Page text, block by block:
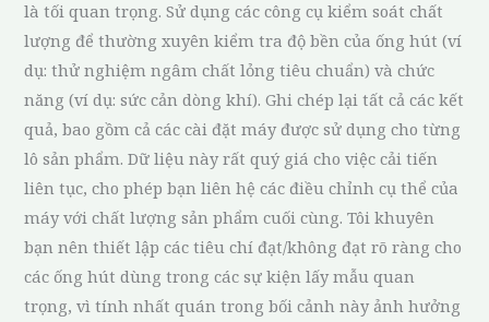
là tối quan trọng. Sử dụng các công cụ kiểm soát chất
lượng để thường xuyên kiểm tra độ bền của ống hút (ví
dụ: thử nghiệm ngâm chất lỏng tiêu chuẩn) và chức
năng (ví dụ: sức cản dòng khí). Ghi chép lại tất cả các kết
quả, bao gồm cả các cài đặt máy được sử dụng cho từng
lô sản phẩm. Dữ liệu này rất quý giá cho việc cải tiến
liên tục, cho phép bạn liên hệ các điều chỉnh cụ thể của
máy với chất lượng sản phẩm cuối cùng. Tôi khuyên
bạn nên thiết lập các tiêu chí đạt/không đạt rõ ràng cho
các ống hút dùng trong các sự kiện lấy mẫu quan
trọng, vì tính nhất quán trong bối cảnh này ảnh hưởng